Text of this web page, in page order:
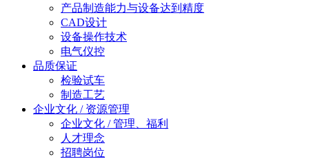
产品制造能力与设备达到精度
CAD设计
设备操作技术
电气仪控
品质保证
检验试车
制造工艺
企业文化 / 资源管理
企业文化 / 管理、福利
人才理念
招聘岗位